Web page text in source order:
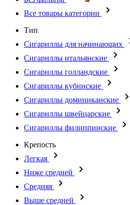
Все товары категории
Тип
Сигариллы для начинающих
Сигариллы итальянские
Сигариллы голландские
Сигариллы кубинские
Сигариллы доминиканские
Сигариллы швейцарские
Сигариллы филиппинские
Крепость
Легкая
Ниже средней
Средняя
Выше средней